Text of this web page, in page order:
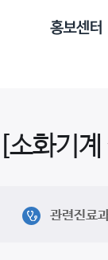
[소화기
관련진료